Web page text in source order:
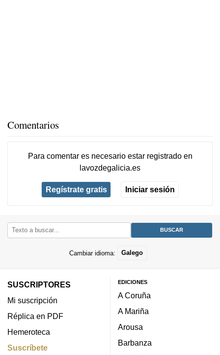
Comentarios
Para comentar es necesario estar registradoen
lavozdegalicia.es
Regístrate gratis Iniciar sesión
Cambiar idioma: Galego
SUSCRIPTORES
Mi suscripción
Réplica en PDF
Hemeroteca
Suscríbete
EDICIONES
A Coruña
A Mariña
Arousa
Barbanza